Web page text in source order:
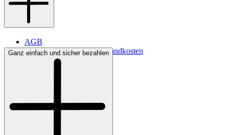
AGB
Lieferbedingungen & Versandkosten
Bezahlung
Ganz einfach und sicher bezahlen